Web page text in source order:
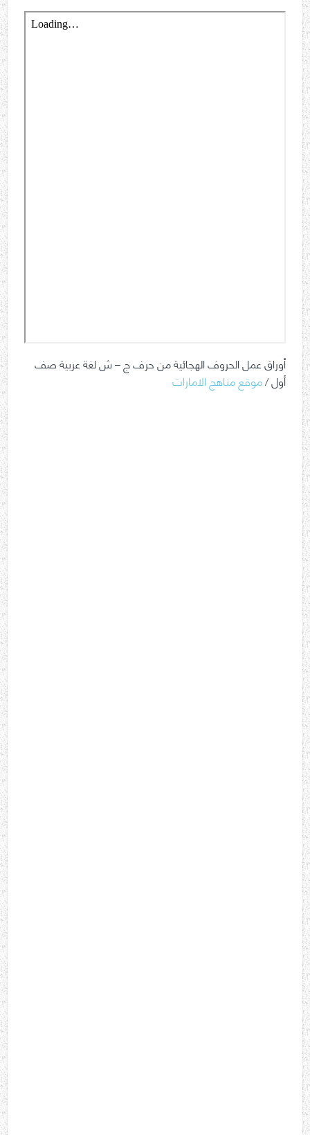
أوراق عمل الحروف الهجائية من حرف ج – ش لغة عربية صف
أول /موقع مناهج الامارات